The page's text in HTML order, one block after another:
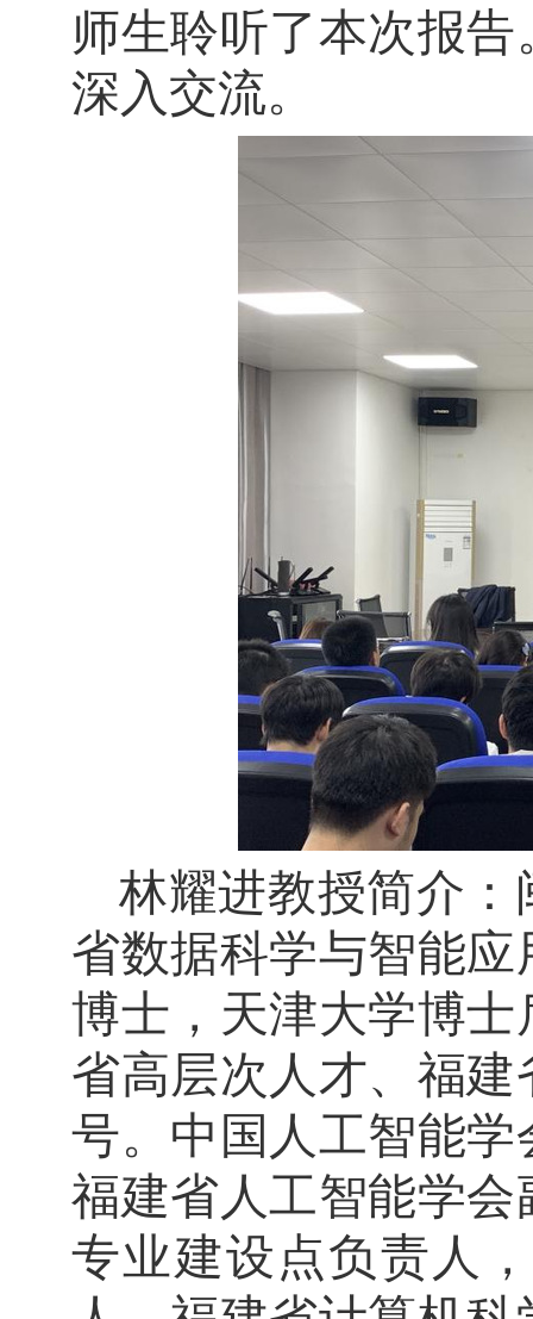
师生聆听了本次报
深入交流。
林耀进教授简介
省数据科学与智能
博士，天津大学博
省高层次人才、福
号。中国人工智能
福建省人工智能学
专业建设点负责人